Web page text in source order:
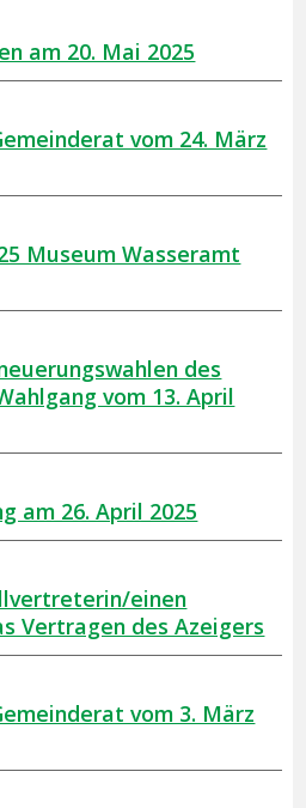
am 20. Mai 2025
vom 24. März
Museum Wasseramt
des
vom 13. April
am 26. April 2025
einen
Vertragen des Azeigers
vom 3. März